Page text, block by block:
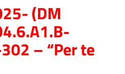
(DM
– “Per te